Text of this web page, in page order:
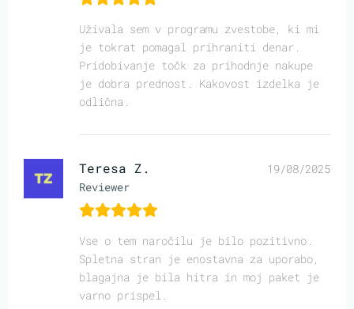
Uživala sem v programu zvestobe, ki mi
je tokrat pomagal prihraniti denar.
Pridobivanje točk za prihodnje nakupe
je dobra prednost. Kakovost izdelka je
odlična.
Teresa Z.
Reviewer
19/08/2025
Vse o tem naročilu je bilo pozitivno.
Spletna stran je enostavna za uporabo,
blagajna je bila hitra in moj paket je
varno prispel.